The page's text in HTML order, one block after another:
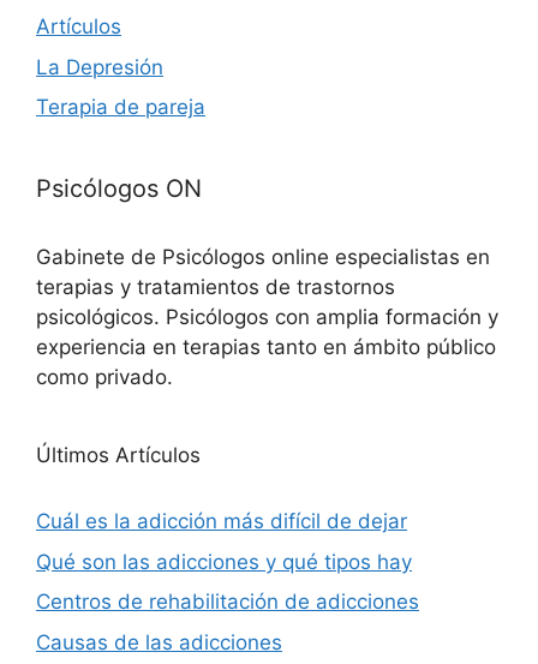
Artículos
La Depresión
Terapia de pareja
Psicólogos ON
Gabinete de Psicólogos online especialistas en
terapias y tratamientos de trastornos
psicológicos. Psicólogos con amplia formación y
experiencia en terapias tanto en ámbito público
como privado.
Últimos Artículos
Cuál es la adicción más difícil de dejar
Qué son las adicciones y qué tipos hay
Centros de rehabilitación de adicciones
Causas de las adicciones